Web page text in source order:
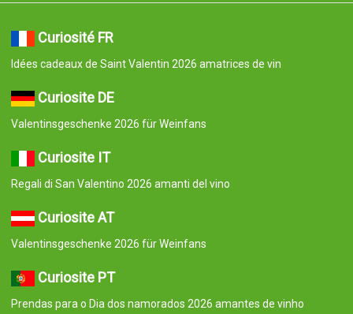
Curiosité FR
Idées cadeaux de Saint Valentin 2026 amatrices de vin
Curiosite DE
Valentinsgeschenke 2026 für Weinfans
Curiosite IT
Regali di San Valentino 2026 amanti del vino
Curiosite AT
Valentinsgeschenke 2026 für Weinfans
Curiosite PT
Prendas para o Dia dos namorados 2026 amantes de vinho